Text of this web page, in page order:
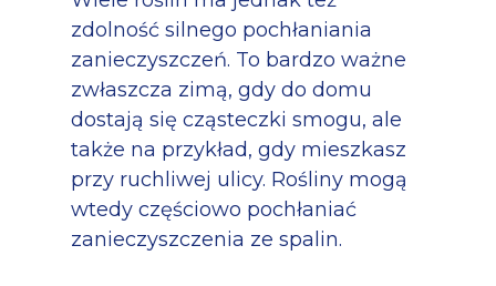
zdolność silnego pochłaniania
zanieczyszczeń. To bardzo ważne
zwłaszcza zimą, gdy do domu
dostają się cząsteczki smogu, ale
także na przykład, gdy mieszkasz
przy ruchliwej ulicy. Rośliny mogą
wtedy częściowo pochłaniać
zanieczyszczenia ze spalin.